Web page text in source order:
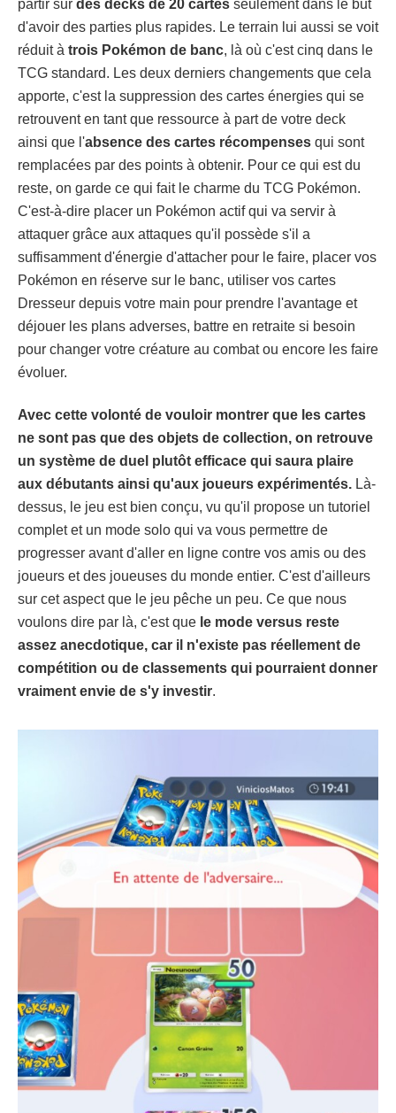
partir sur des decks de 20 cartes seulement dans le but
d'avoir des parties plus rapides. Le terrain lui aussi se voit
réduit à trois Pokémon de banc, là où c'est cinq dans le
TCG standard. Les deux derniers changements que cela
apporte, c'est la suppression des cartes énergies qui se
retrouvent en tant que ressource à part de votre deck
ainsi que l'absence des cartes récompenses qui sont
remplacées par des points à obtenir. Pour ce qui est du
reste, on garde ce qui fait le charme du TCG Pokémon.
C'est-à-dire placer un Pokémon actif qui va servir à
attaquer grâce aux attaques qu'il possède s'il a
suffisamment d'énergie d'attacher pour le faire, placer vos
Pokémon en réserve sur le banc, utiliser vos cartes
Dresseur depuis votre main pour prendre l'avantage et
déjouer les plans adverses, battre en retraite si besoin
pour changer votre créature au combat ou encore les faire
évoluer.
Avec cette volonté de vouloir montrer que les cartes
ne sont pas que des objets de collection, on retrouve
un système de duel plutôt efficace qui saura plaire
aux débutants ainsi qu'aux joueurs expérimentés. Là-
dessus, le jeu est bien conçu, vu qu'il propose un tutoriel
complet et un mode solo qui va vous permettre de
progresser avant d'aller en ligne contre vos amis ou des
joueurs et des joueuses du monde entier. C'est d'ailleurs
sur cet aspect que le jeu pêche un peu. Ce que nous
voulons dire par là, c'est que le mode versus reste
assez anecdotique, car il n'existe pas réellement de
compétition ou de classements qui pourraient donner
vraiment envie de s'y investir.